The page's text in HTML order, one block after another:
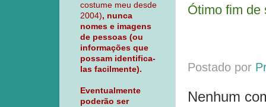
Ótimo fim de
Postado por
Nenhum
costume meu desde
2004), nunca
nomes e imagens
de pessoas (ou
informações que
possam identifica-
las facilmente).
Eventualmente
poderão ser